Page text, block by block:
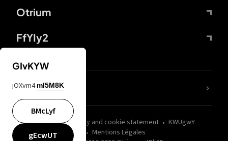
Otrium
FfYIy2
wZQPfd Privacy and cookie statement
KWUgwY
Mentions Légales
nLC6tu
GIvKYW
jOXvm4 mI5M8K
BMcLyf
gEcwUT